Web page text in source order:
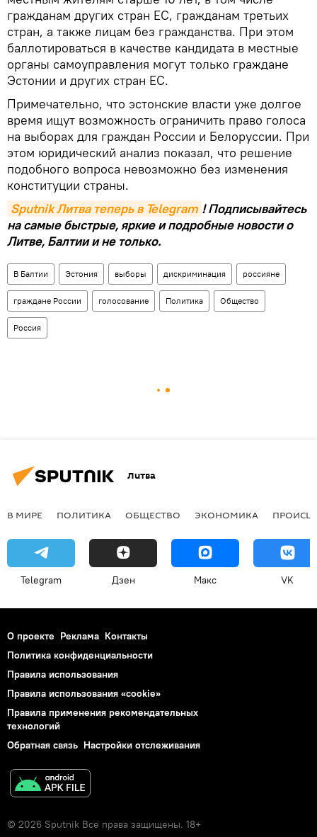
гражданам других стран ЕС, гражданам третьих
стран, а также лицам без гражданства. При этом
баллотироваться в качестве кандидата в местные
органы самоуправления могут только граждане
Эстонии и других стран ЕС.
Примечательно, что эстонские власти уже долгое
время ищут возможность ограничить право голоса
на выборах для граждан России и Белоруссии. При
этом юридический анализ показал, что решение
подобного вопроса невозможно без изменения
конституции страны.
Sputnik Литва теперь в Telegram ! Подписывайтесь
на самые быстрые, яркие и подробные новости о
Литве, Балтии и не только.
В Балтии Эстония выборы дискриминация россияне
граждане России голосование Политика Общество
Россия
Литва
В МИРЕ ПОЛИТИКА ОБЩЕСТВО ЭКОНОМИКА
Telegram Дзен Макс VK
О проекте Реклама Контакты
Политика конфиденциальности
Правила использования
Правила использования «cookie»
Правила применения рекомендательных
технологий
Обратная связь Настройки отслеживания
© 2026 Sputnik Все права защищены. 18+